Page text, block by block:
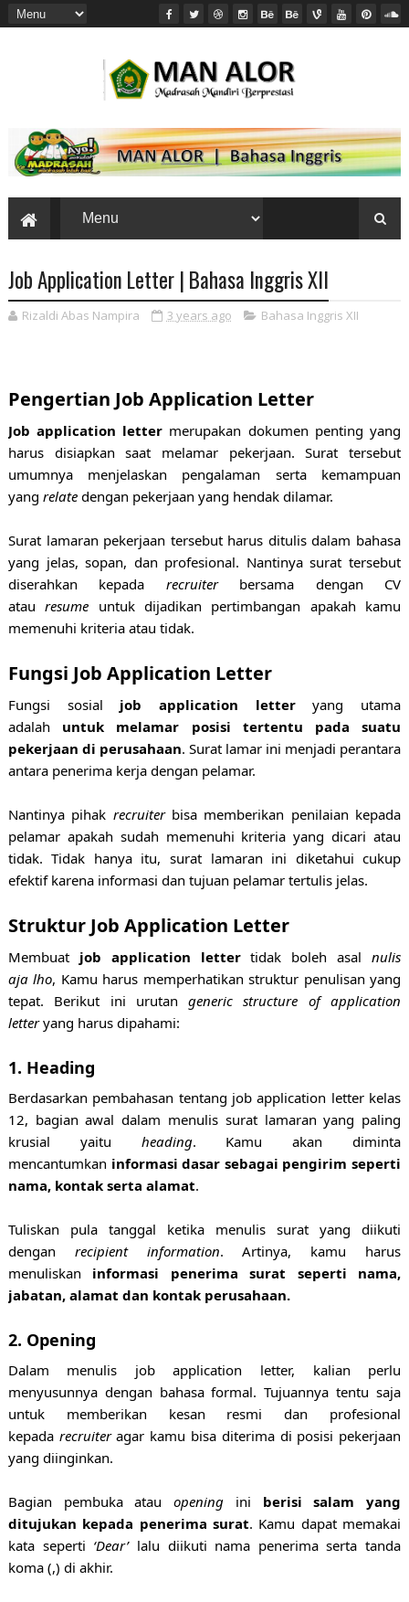
Job Application Letter | Bahasa Inggris XII
Rizaldi Abas Nampira 3 years ago Bahasa Inggris XII
Pengertian Job Application Letter
Job application letter merupakan dokumen penting yang
harus disiapkan saat melamar pekerjaan. Surat tersebut
umumnya menjelaskan pengalaman serta kemampuan
yang relatedengan pekerjaan yang hendak dilamar.
Surat lamaran pekerjaan tersebut harus ditulis dalam bahasa
yang jelas, sopan, dan profesional. Nantinya surat tersebut
diserahkan kepada recruiterbersama dengan CV
atauresume untuk dijadikan pertimbangan apakah kamu
memenuhi kriteria atau tidak.
Fungsi Job Application Letter
Fungsi sosial job application letteryang utama
adalah untuk melamar posisi tertentu pada suatu
pekerjaan di perusahaan. Surat lamar ini menjadi perantara
antara penerima kerja dengan pelamar.
Nantinya pihak recruiterbisa memberikan penilaian kepada
pelamar apakah sudah memenuhi kriteria yang dicari atau
tidak. Tidak hanya itu, surat lamaran ini diketahui cukup
efektif karena informasi dan tujuan pelamar tertulis jelas.
Struktur Job Application Letter
Membuat job application lettertidak boleh asalnulis
aja lho, Kamu harus memperhatikan struktur penulisan yang
tepat. Berikut ini urutangeneric structure of application
letteryang harus dipahami:
1. Heading
Berdasarkan pembahasan tentang job application letter kelas
12, bagian awal dalam menulis surat lamaran yang paling
krusial yaitu heading. Kamu akan diminta
mencantumkan informasi dasar sebagai pengirim seperti
nama, kontak serta alamat.
Tuliskan pula tanggal ketika menulis surat yang diikuti
dengan recipient information. Artinya, kamu harus
menuliskan informasi penerima surat seperti nama,
jabatan, alamat dan kontak perusahaan.
2. Opening
Dalam menulis job application letter, kalian perlu
menyusunnya dengan bahasa formal. Tujuannya tentu saja
untuk memberikan kesan resmi dan profesional
kepada recruiteragar kamu bisa diterima di posisi pekerjaan
yang diinginkan.
Bagian pembuka atauopening ini berisi salam yang
ditujukan kepada penerima surat. Kamu dapat memakai
kata seperti ‘Dear’lalu diikuti nama penerima serta tanda
koma (,) di akhir.